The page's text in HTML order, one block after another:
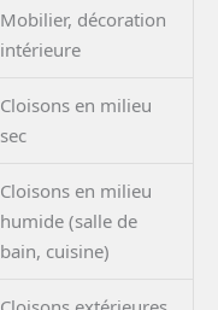
Mobilier, décoration
intérieure
Cloisons en milieu
sec
Cloisons en milieu
humide (salle de
bain, cuisine)